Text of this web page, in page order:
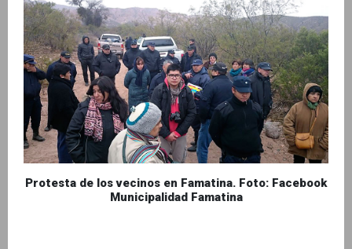
Protesta de los vecinos en Famatina. Foto: Facebook
Municipalidad Famatina